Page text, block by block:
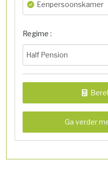
Eenpersoonskamer
Regime :
Half Pension
Ga verder